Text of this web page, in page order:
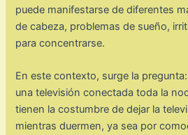
puede manifestarse de diferentes
de cabeza, problemas de sueño,
para concentrarse.
En este contexto, surge la
una televisión conectada toda la
tienen la costumbre de dejar la
mientras duermen, ya sea por